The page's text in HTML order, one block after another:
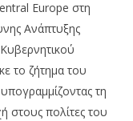
Europe στη
Ανάπτυξης
το ζήτημα του
τη
στους πολίτες του